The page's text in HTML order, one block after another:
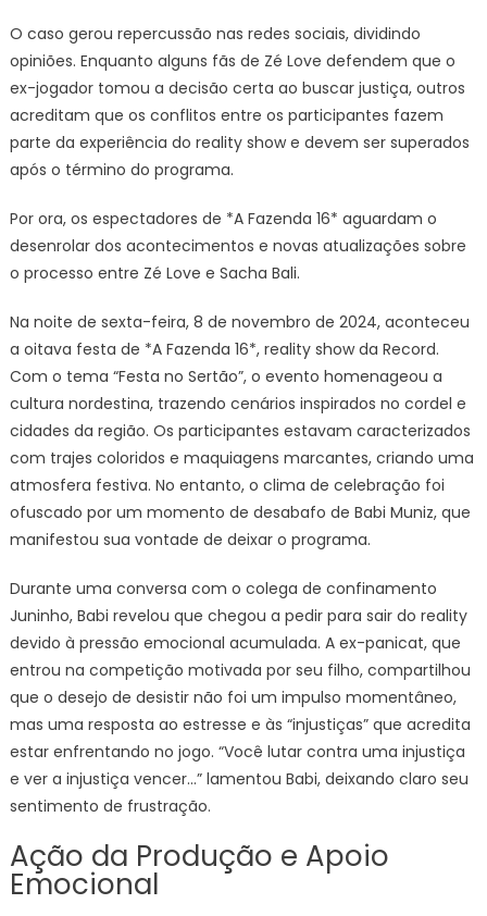
O caso gerou repercussão nas redes sociais, dividindo
opiniões. Enquanto alguns fãs de Zé Love defendem que o
ex-jogador tomou a decisão certa ao buscar justiça, outros
acreditam que os conflitos entre os participantes fazem
parte da experiência do reality show e devem ser superados
após o término do programa.
Por ora, os espectadores de *A Fazenda 16* aguardam o
desenrolar dos acontecimentos e novas atualizações sobre
o processo entre Zé Love e Sacha Bali.
Na noite de sexta-feira, 8 de novembro de 2024, aconteceu
a oitava festa de *A Fazenda 16*, reality show da Record.
Com o tema “Festa no Sertão”, o evento homenageou a
cultura nordestina, trazendo cenários inspirados no cordel e
cidades da região. Os participantes estavam caracterizados
com trajes coloridos e maquiagens marcantes, criando uma
atmosfera festiva. No entanto, o clima de celebração foi
ofuscado por um momento de desabafo de Babi Muniz, que
manifestou sua vontade de deixar o programa.
Durante uma conversa com o colega de confinamento
Juninho, Babi revelou que chegou a pedir para sair do reality
devido à pressão emocional acumulada. A ex-panicat, que
entrou na competição motivada por seu filho, compartilhou
que o desejo de desistir não foi um impulso momentâneo,
mas uma resposta ao estresse e às “injustiças” que acredita
estar enfrentando no jogo. “Você lutar contra uma injustiça
e ver a injustiça vencer…” lamentou Babi, deixando claro seu
sentimento de frustração.
Ação da Produção e Apoio
Emocional